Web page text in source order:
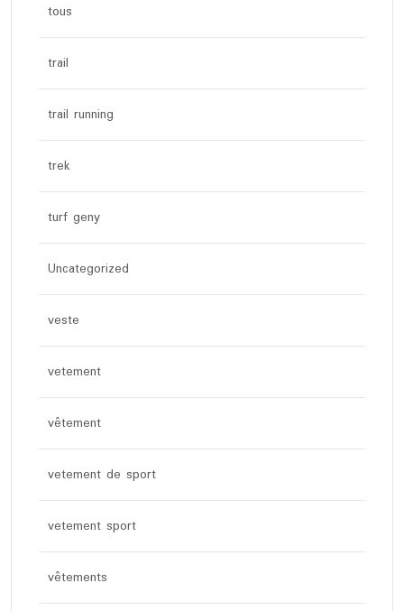
tous
trail
trail running
trek
turf geny
Uncategorized
veste
vetement
vêtement
vetement de sport
vetement sport
vêtements